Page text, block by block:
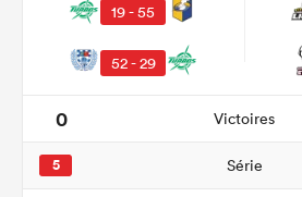
19 - 55
52 - 29
0 Victoires
5 Série